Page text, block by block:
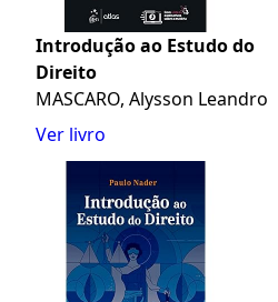
Introdução ao Estudo do
Direito
MASCARO, Alysson Leandro
Ver livro